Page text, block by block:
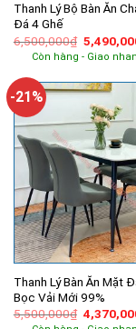
Thanh Lý Bộ Bàn Ăn
Đá 4 Ghế
6,500,000₫ Giá
gốc
là:
Còn hàng - Giao
-21%
Thanh Lý Bàn Ăn Mặt
Bọc Vải Mới 99%
5,500,000₫ Giá
gốc